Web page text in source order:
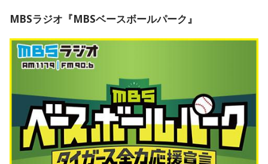
MBSラジオ『MBSベースボールパーク』